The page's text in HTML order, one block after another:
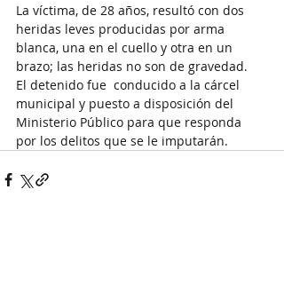
La víctima, de 28 años, resultó con dos
heridas leves producidas por arma
blanca, una en el cuello y otra en un
brazo; las heridas no son de gravedad.
El detenido fue  conducido a la cárcel
municipal y puesto a disposición del
Ministerio Público para que responda
por los delitos que se le imputarán.